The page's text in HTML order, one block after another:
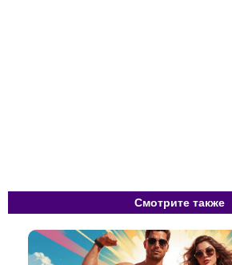
Смотрите также